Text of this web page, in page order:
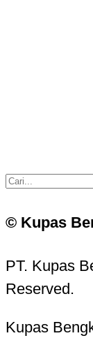
© Kupas
PT. Kupas
Reserved.
Kupas